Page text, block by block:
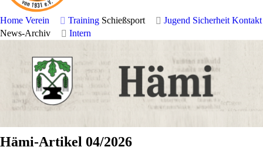
Home Verein Training Schießsport Jugend Sicherheit Kontakt
News-Archiv
Intern
Hämi-Artikel 04/2026